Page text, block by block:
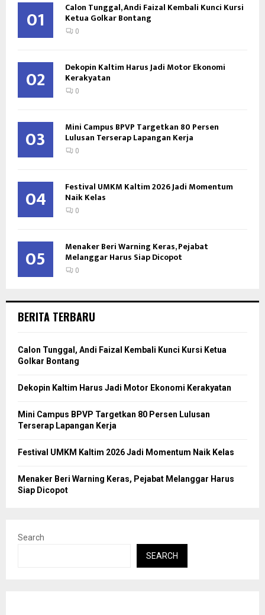
01 Calon Tunggal, Andi Faizal Kembali Kunci Kursi
Ketua Golkar Bontang
0
02 Dekopin Kaltim Harus Jadi Motor Ekonomi
Kerakyatan
0
03 Mini Campus BPVP Targetkan 80 Persen
Lulusan Terserap Lapangan Kerja
0
04 Festival UMKM Kaltim 2026 Jadi Momentum
Naik Kelas
0
05 Menaker Beri Warning Keras, Pejabat
Melanggar Harus Siap Dicopot
0
BERITA TERBARU
Calon Tunggal, Andi Faizal Kembali Kunci Kursi Ketua
Golkar Bontang
Dekopin Kaltim Harus Jadi Motor Ekonomi Kerakyatan
Mini Campus BPVP Targetkan 80 Persen Lulusan
Terserap Lapangan Kerja
Festival UMKM Kaltim 2026 Jadi Momentum Naik Kelas
Menaker Beri Warning Keras, Pejabat Melanggar Harus
Siap Dicopot
Search
SEARCH